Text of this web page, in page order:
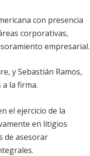
con presencia
corporativas,
empresarial.
y Sebastián Ramos,
la firma.
el ejercicio de la
en litigios
de asesorar